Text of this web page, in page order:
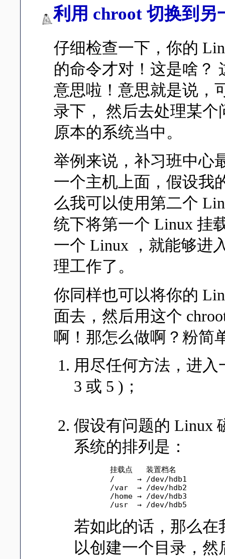
利用 chroot 切换到另
仔细检查一下，你的
的命令才对！这是啥？
意思啦！意思就是说，
录下， 然后去处理某个
原本的系统当中。
举例来说，补习班中心
一个主机上面，假设我
么我可以使用第二个
统下将第一个 Linux 挂
一个 Linux ，就能够进
理工作了。
你同样也可以将你的
面去，然后用这个
啊！那怎么做啊？粉简
用尽任何方法，进入
3 或 5 )；
假设有问题的 Linux
系统的排列是：
	/usr  → /dev/hdb5
若如此的话，那么在
以创建一个目录，